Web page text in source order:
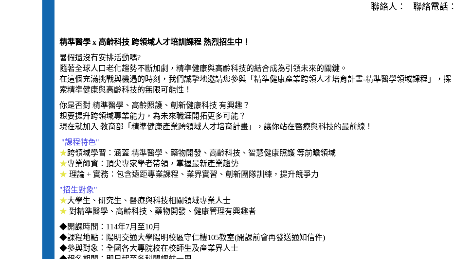
聯絡人： 聯絡電話：
精準醫學 x 高齡科技 跨領域人才培訓課程 熱烈招生中！
暑假還沒有安排活動嗎?
隨著全球人口老化趨勢不斷加劇，精準健康與高齡科技的結合成為引領未來的關鍵。
在這個充滿挑戰與機遇的時刻，我們誠摯地邀請您參與「精準健康產業跨領人才培育計畫-精準醫學領域課程」，探
索精準健康與高齡科技的無限可能性！
你是否對 精準醫學、高齡照護、創新健康科技 有興趣？
想要提升跨領域專業能力，為未來職涯開拓更多可能？
現在就加入 教育部「精準健康產業跨領域人才培育計畫」，讓你站在醫療與科技的最前線！
"課程特色"
★跨領域學習：涵蓋 精準醫學、藥物開發、高齡科技、智慧健康照護 等前瞻領域
★專業師資：頂尖專家學者帶領，掌握最新產業趨勢
★ 理論 + 實務：包含遠距專業課程、業界實習、創新團隊訓練，提升競爭力
"招生對象"
★大學生、研究生、醫療與科技相關領域專業人士
★ 對精準醫學、高齡科技、藥物開發、健康管理有興趣者
◆開課時間：114年7月至10月
◆課程地點：陽明交通大學陽明校區守仁樓105教室(開課前會再發送通知信件)
◆參與對象：全國各大專院校在校師生及產業界人士